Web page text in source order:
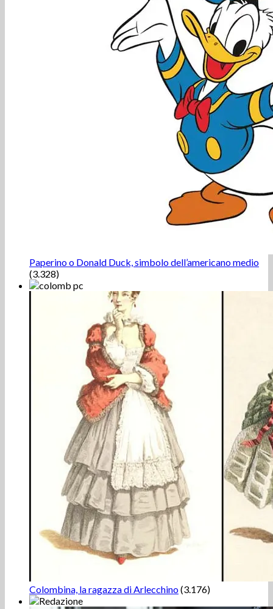
Paperino o Donald Duck, simbolo dell’americano medio
(3.328)
Colombina, la ragazza di Arlecchino(3.176)